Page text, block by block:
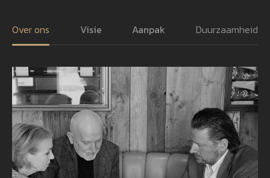
Over ons Visie Aanpak Duurzaamheid